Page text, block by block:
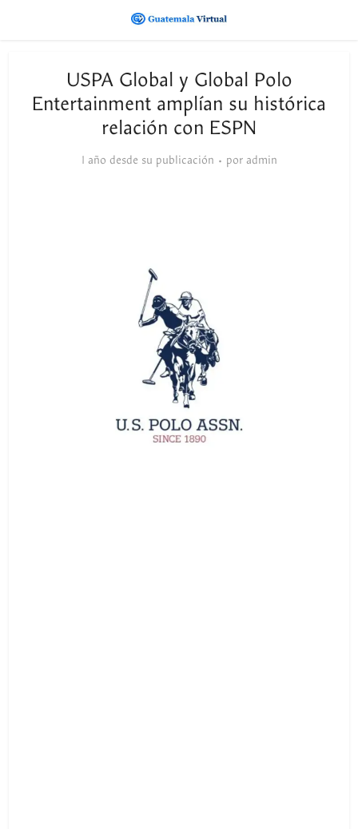
USPA Global y Global Polo
Entertainment amplían su histórica
relación con ESPN
1 año desde su publicación por admin